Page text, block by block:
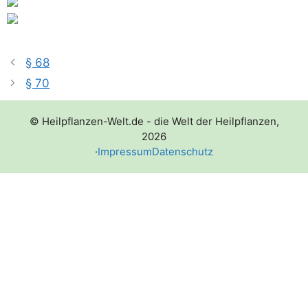
§ 68
§ 70
© Heilpflanzen-Welt.de - die Welt der Heilpflanzen,
2026
·ImpressumDatenschutz